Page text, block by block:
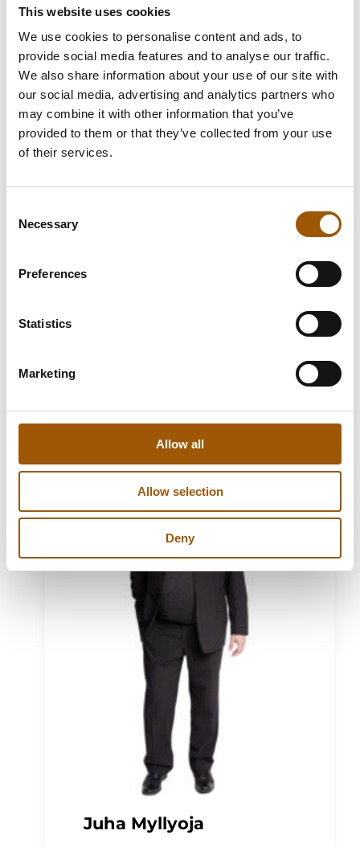
This website uses cookies
We use cookies to personalise content and ads, to
provide social media features and to analyse our traffic.
We also share information about your use of our site with
our social media, advertising and analytics partners who
may combine it with other information that you’ve
provided to them or that they’ve collected from your use
of their services.
Selection
Necessary
Preferences
Statistics
Marketing
Allow all
Allow selection
Deny
pahimmillaan vaihtamaan koko brändisi.
Varmista, että yrityksesi
tavaramerkkisuoja rakennetaan oikein –
strategisesti, kattavasti ja yrityksesi
kasvua tukien.
Lue lisää IPR-palveluistamme ja
asiantuntijoistammeja varaa maksuton
Rakennetaan yhdessä brändisi
ja kilpailun!
Juha Myllyoja